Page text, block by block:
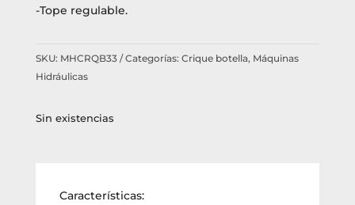
-Tope regulable.
SKU: MHCRQB33 Categorías: Crique botella, Máquinas
Hidráulicas
Sin existencias
Características: